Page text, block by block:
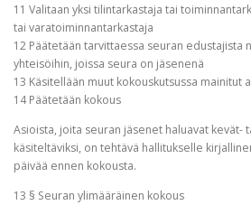
11 Valitaan yksi tilintarkastaja tai
tai varatoiminnantarkastaja
12 Päätetään tarvittaessa seuran edustajista
yhteisöihin, joissa seura on jäsenenä
13 Käsitellään muut kokouskutsussa mainitut
14 Päätetään kokous
Asioista, joita seuran jäsenet haluavat kevät-
käsiteltäviksi, on tehtävä hallitukselle
päivää ennen kokousta.
13 § Seuran ylimääräinen kokous